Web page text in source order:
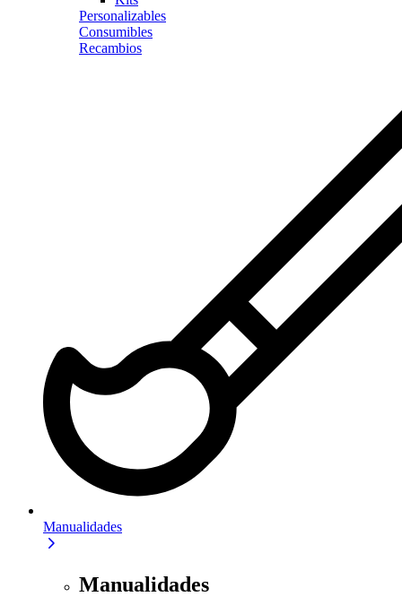
Personalizables
Consumibles
Recambios
Manualidades
Manualidades